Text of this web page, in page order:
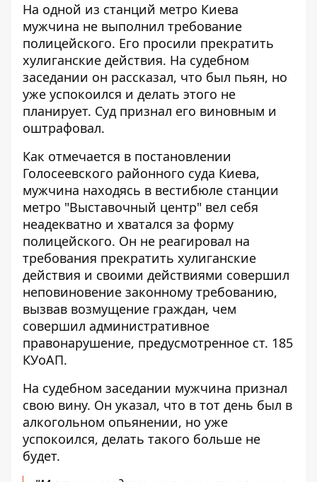
На одной из станций метро Киева
мужчина не выполнил требование
полицейского. Его просили прекратить
хулиганские действия. На судебном
заседании он рассказал, что был пьян, но
уже успокоился и делать этого не
планирует. Суд признал его виновным и
оштрафовал.
Как отмечается в постановлении
Голосеевского районного суда Киева,
мужчина находясь в вестибюле станции
метро "Выставочный центр" вел себя
неадекватно и хватался за форму
полицейского. Он не реагировал на
требования прекратить хулиганские
действия и своими действиями совершил
неповиновение законному требованию,
вызвав возмущение граждан, чем
совершил административное
правонарушение, предусмотренное ст. 185
КУоАП.
На судебном заседании мужчина признал
свою вину. Он указал, что в тот день был в
алкогольном опьянении, но уже
успокоился, делать такого больше не
будет.